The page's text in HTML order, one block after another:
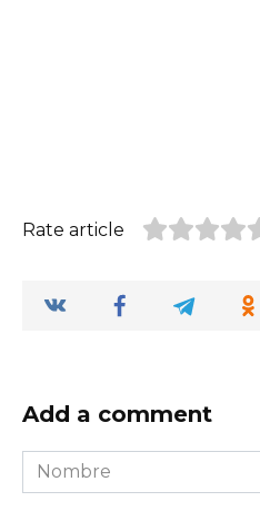
Rate article
Add a comment
Nombre
*